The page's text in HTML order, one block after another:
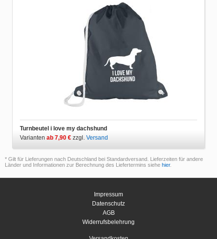
Turnbeutel i love my dachshund
Varianten ab 7,90 € zzgl. Versand
* Gilt für Lieferungen nach Deutschland bei Standardversand. Lieferzeiten für andere
Länder und Informationen zur Berechnung des Liefertermins siehe hier.
Impressum
Datenschutz
AGB
Widerrufsbelehrung